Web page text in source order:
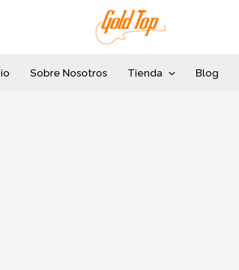
Sobre Nosotros Tienda Blog